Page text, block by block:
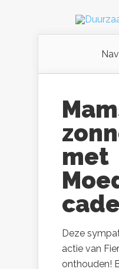
met
Deze
actie van
onthouden!